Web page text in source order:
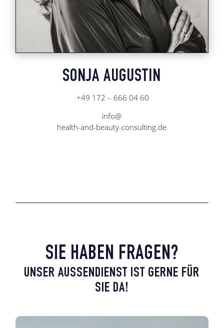
SONJA AUGUSTIN
+49 172 – 666 04 60
info@
health-and-beauty-consulting.de
SIE HABEN FRAGEN?
UNSER AUSSENDIENST IST GERNE FÜR S
IE DA!